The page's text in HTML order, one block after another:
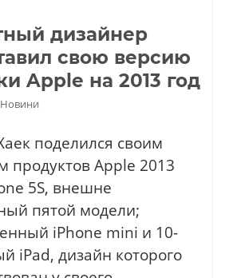
дизайнер
свою версию
Apple на 2013 год
Новини
поделился своим
продуктов Apple 2013
5S, внешне
пятой модели;
iPhone mini и 10-
iPad, дизайн которого